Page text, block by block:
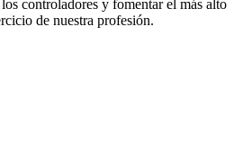
controladores y fomentar el más alto
de nuestra profesión.